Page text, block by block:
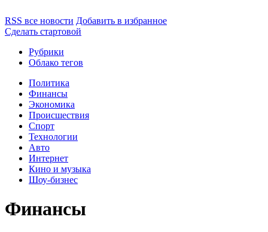
RSS все новости Добавить в избранное
Сделать стартовой
Рубрики
Облако тегов
Политика
Финансы
Экономика
Происшествия
Спорт
Технологии
Авто
Интернет
Кино и музыка
Шоу-бизнес
Финансы